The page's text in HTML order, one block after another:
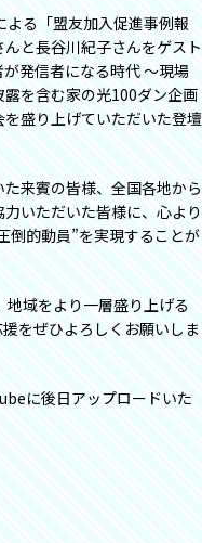
る「盟友加入促進事例報
と長谷川紀子さんをゲスト
発信者になる時代 ～現場
を含む家の光100ダン企画
盛り上げていただいた登壇
来賓の皆様、全国各地から
いただいた皆様に、心より
倒的動員”を実現することが
域をより一層盛り上げる
をぜひよろしくお願いしま
に後日アップロードいた